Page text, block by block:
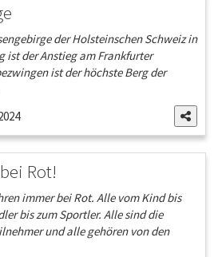
der Holsteinschen Schweiz in
ist der Anstieg am Frankfurter
ist der höchste Berg der
Rot!
immer bei Rot. Alle vom Kind bis
bis zum Sportler. Alle sind die
und alle gehören von den